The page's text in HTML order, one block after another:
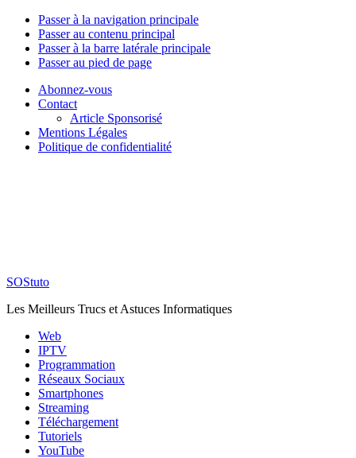
Passer à la navigation principale
Passer au contenu principal
Passer à la barre latérale principale
Passer au pied de page
Abonnez-vous
Contact
Article Sponsorisé
Mentions Légales
Politique de confidentialité
SOStuto
Les Meilleurs Trucs et Astuces Informatiques
Web
IPTV
Programmation
Réseaux Sociaux
Smartphones
Streaming
Téléchargement
Tutoriels
YouTube